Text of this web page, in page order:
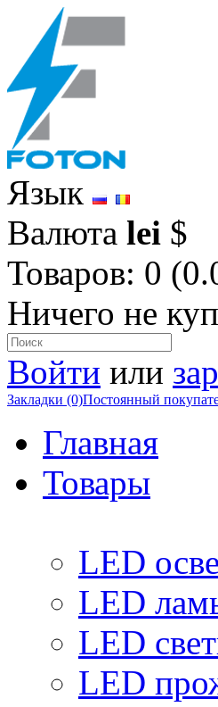
Язык
Валюта lei $
Товаров: 0
Ничего не
Войти или
Закладки (0)Постоянный
Главная
Товары
LED
LED
LED
LED